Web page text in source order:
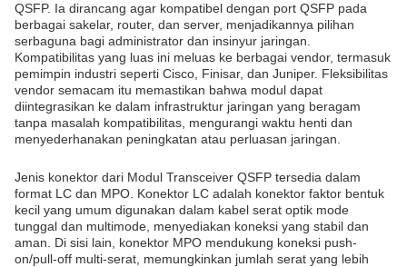
QSFP. Ia dirancang agar kompatibel dengan port QSFP pada
berbagai sakelar, router, dan server, menjadikannya pilihan
serbaguna bagi administrator dan insinyur jaringan.
Kompatibilitas yang luas ini meluas ke berbagai vendor, termasuk
pemimpin industri seperti Cisco, Finisar, dan Juniper. Fleksibilitas
vendor semacam itu memastikan bahwa modul dapat
diintegrasikan ke dalam infrastruktur jaringan yang beragam
tanpa masalah kompatibilitas, mengurangi waktu henti dan
menyederhanakan peningkatan atau perluasan jaringan.
Jenis konektor dari Modul Transceiver QSFP tersedia dalam
format LC dan MPO. Konektor LC adalah konektor faktor bentuk
kecil yang umum digunakan dalam kabel serat optik mode
tunggal dan multimode, menyediakan koneksi yang stabil dan
aman. Di sisi lain, konektor MPO mendukung koneksi push-
on/pull-off multi-serat, memungkinkan jumlah serat yang lebih